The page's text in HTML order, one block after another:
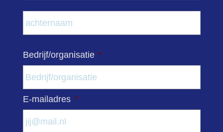
Bedrijf/organisatie *
E-mailadres *